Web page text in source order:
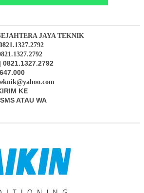
JAYA TEKNIK
0821.1327.2792
KE
ATAU WA